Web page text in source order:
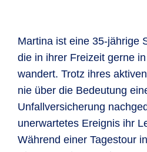
Martina ist eine 35-jährige
die in ihrer Freizeit gerne
wandert. Trotz ihres
nie über die Bedeutung
Unfallversicherung
unerwartetes Ereignis ihr
Während einer Tagestour